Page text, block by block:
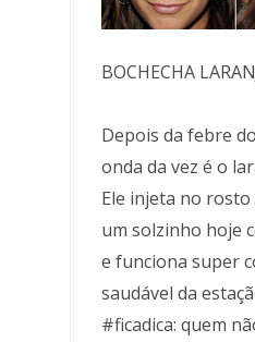
BOCHECHA
Depois da febre
onda da vez é o
Ele injeta no
um solzinho hoje
e funciona super
saudável da
#ficadica: quem